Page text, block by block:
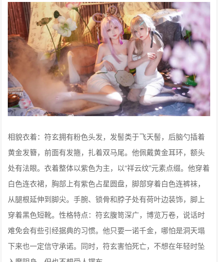
相貌衣着：符玄拥有粉色头发，发髻类于飞天髻，后脑勺插着
黄金发簪，前面有发箍，扎着双马尾。他佩戴黄金耳环，额头
处有法眼。衣着整体以紫色为主，以“祥云纹”元素点缀。他穿着
白色连衣裙，胸部上有紫色占星圆盘，脚部穿着白色连裤袜，
从腿根延伸到脚尖。手腕、锁骨和脖子处有荷叶边装饰，脚上
穿着黑色短靴。性格特点：符玄腹笥深广，博览万卷，说话时
难免会有些引经据典的习惯。他只要一诺千金，哪怕是洞天塌
下来也一定信守承诺。同时，符玄害怕死亡，不想在年轻时坠